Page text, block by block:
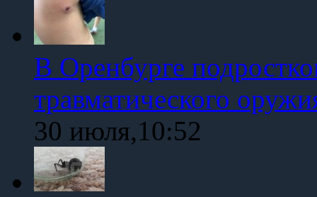
В Оренбурге
травматического
30 июля,10:52